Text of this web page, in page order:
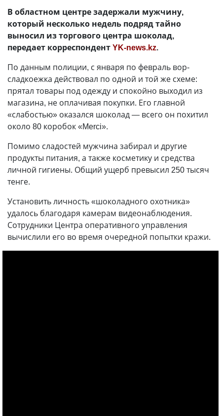
В областном центре задержали мужчину,
который несколько недель подряд тайно
выносил из торгового центра шоколад,
передает корреспондентYK-news.kz.
По данным полиции, с января по февраль вор-
сладкоежка действовал по одной и той же схеме:
прятал товары под одежду и спокойно выходил из
магазина, не оплачивая покупки. Его главной
«слабостью» оказался шоколад — всего он похитил
около 80 коробок «Merci».
Помимо сладостей мужчина забирал и другие
продукты питания, а также косметику и средства
личной гигиены. Общий ущерб превысил 250 тысяч
тенге.
Установить личность «шоколадного охотника»
удалось благодаря камерам видеонаблюдения.
Сотрудники Центра оперативного управления
вычислили его во время очередной попытки кражи.